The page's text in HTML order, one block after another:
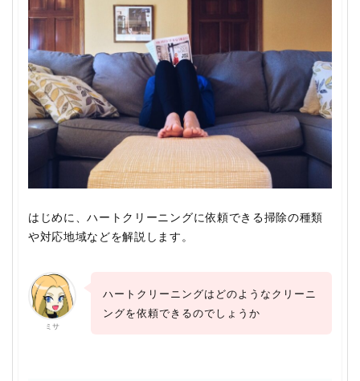
はじめに、ハートクリーニングに依頼できる掃除の種類
や対応地域などを解説します。
ミサ
ハートクリーニングはどのようなクリーニ
ングを依頼できるのでしょうか